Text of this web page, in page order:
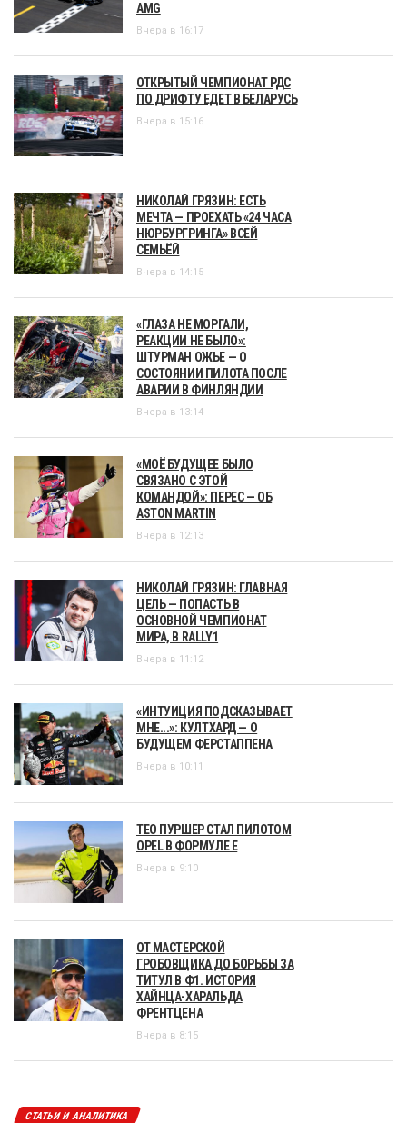
AMG
Вчера в 16:17
ОТКРЫТЫЙ ЧЕМПИОНАТ РДС
ПО ДРИФТУ ЕДЕТ В БЕЛАРУСЬ
Вчера в 15:16
НИКОЛАЙ ГРЯЗИН: ЕСТЬ
МЕЧТА — ПРОЕХАТЬ «24 ЧАСА
НЮРБУРГРИНГА» ВСЕЙ
СЕМЬЁЙ
Вчера в 14:15
«ГЛАЗА НЕ МОРГАЛИ,
РЕАКЦИИ НЕ БЫЛО»:
ШТУРМАН ОЖЬЕ — О
СОСТОЯНИИ ПИЛОТА ПОСЛЕ
АВАРИИ В ФИНЛЯНДИИ
Вчера в 13:14
«МОЁ БУДУЩЕЕ БЫЛО
СВЯЗАНО С ЭТОЙ
КОМАНДОЙ»: ПЕРЕС — ОБ
ASTON MARTIN
Вчера в 12:13
НИКОЛАЙ ГРЯЗИН: ГЛАВНАЯ
ЦЕЛЬ — ПОПАСТЬ В
ОСНОВНОЙ ЧЕМПИОНАТ
МИРА, В RALLY1
Вчера в 11:12
«ИНТУИЦИЯ ПОДСКАЗЫВАЕТ
МНЕ...»: КУЛТХАРД — О
БУДУЩЕМ ФЕРСТАППЕНА
Вчера в 10:11
ТЕО ПУРШЕР СТАЛ ПИЛОТОМ
OPEL В ФОРМУЛЕ Е
Вчера в 9:10
ОТ МАСТЕРСКОЙ
ГРОБОВЩИКА ДО БОРЬБЫ ЗА
ТИТУЛ В Ф1. ИСТОРИЯ
ХАЙНЦА-ХАРАЛЬДА
ФРЕНТЦЕНА
Вчера в 8:15
СТАТЬИ И АНАЛИТИКА